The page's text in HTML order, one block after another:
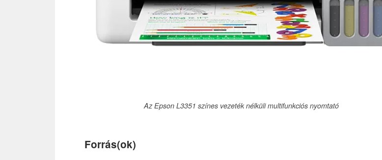
Az Epson L3351 színes vezeték nélküli multifunkciós nyomtató
Forrás(ok)